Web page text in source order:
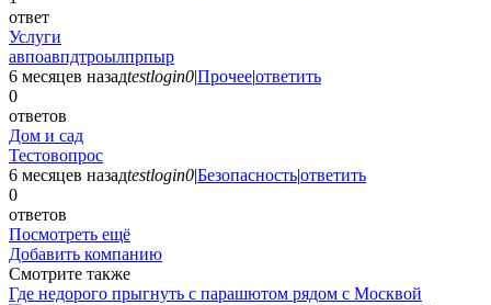
ответ
Услуги
авпоавпдтроылпрпыр
6 месяцев назадtestlogin0|Прочее|ответить
0
ответов
Дом и сад
Тестовопрос
6 месяцев назадtestlogin0|Безопасность|ответить
0
ответов
Посмотреть ещё
Добавить компанию
Смотрите также
Где недорого прыгнуть с парашютом рядом с Москвой